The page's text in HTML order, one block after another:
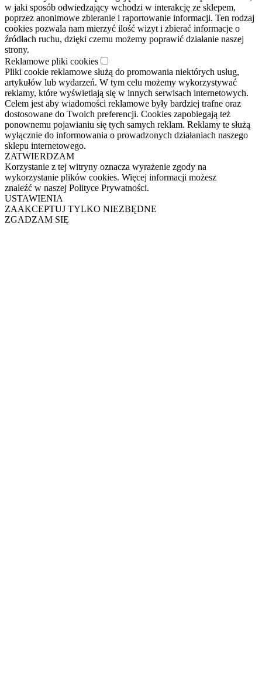
w jaki sposób odwiedzający wchodzi w interakcję ze sklepem,
poprzez anonimowe zbieranie i raportowanie informacji. Ten rodzaj
cookies pozwala nam mierzyć ilość wizyt i zbierać informacje o
źródłach ruchu, dzięki czemu możemy poprawić działanie naszej
strony.
Reklamowe pliki cookies
Pliki cookie reklamowe służą do promowania niektórych usług,
artykułów lub wydarzeń. W tym celu możemy wykorzystywać
reklamy, które wyświetlają się w innych serwisach internetowych.
Celem jest aby wiadomości reklamowe były bardziej trafne oraz
dostosowane do Twoich preferencji. Cookies zapobiegają też
ponownemu pojawianiu się tych samych reklam. Reklamy te służą
wyłącznie do informowania o prowadzonych działaniach naszego
sklepu internetowego.
ZATWIERDZAM
Korzystanie z tej witryny oznacza wyrażenie zgody na
wykorzystanie plików cookies. Więcej informacji możesz
znaleźć w naszej Polityce Prywatności.
USTAWIENIA
ZAAKCEPTUJ TYLKO NIEZBĘDNE
ZGADZAM SIĘ